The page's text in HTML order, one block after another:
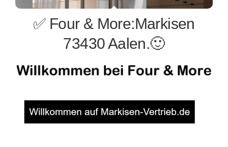
✅ Four & More:Markisen
73430 Aalen.🙂